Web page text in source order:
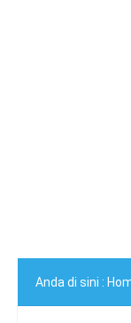
Anda di sini :